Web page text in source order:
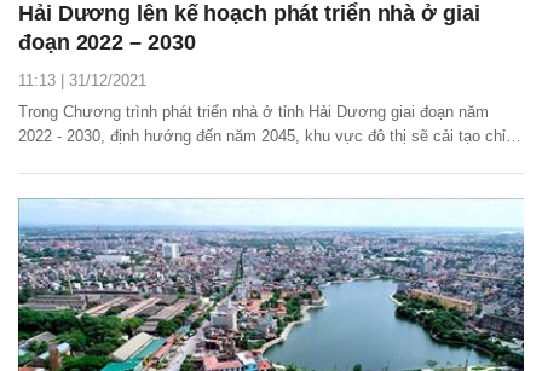
Hải Dương lên kế hoạch phát triển nhà ở giai
đoạn 2022 – 2030
11:13 | 31/12/2021
Trong Chương trình phát triển nhà ở tỉnh Hải Dương giai đoạn năm
2022 - 2030, định hướng đến năm 2045, khu vực đô thị sẽ cải tạo chỉnh